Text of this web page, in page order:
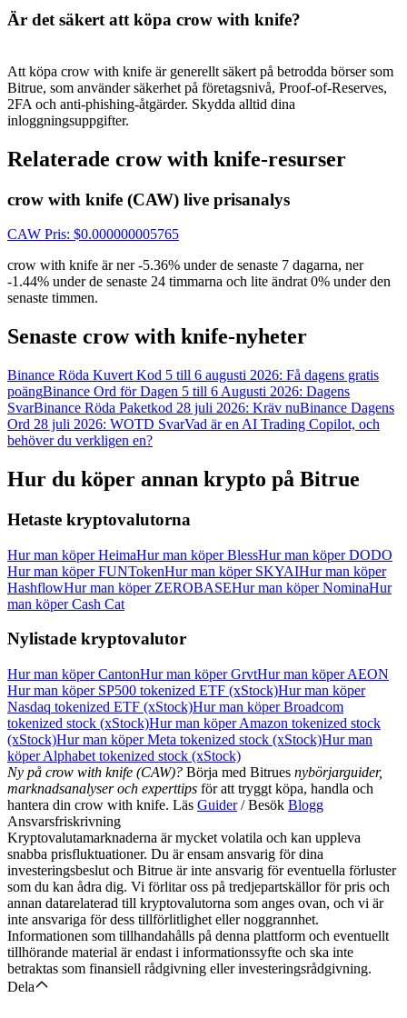
Crypto World Cup 2026: Grand Finale
Fler evenemang
Belöningscenter
Logga inBli Medlem
Är det säkert att köpa crow with knife?
Att köpa crow with knife är generellt säkert på betrodda börser som
Bitrue, som använder säkerhet på företagsnivå, Proof-of-Reserves,
2FA och anti-phishing-åtgärder. Skydda alltid dina
inloggningsuppgifter.
Relaterade crow with knife-resurser
crow with knife (CAW) live prisanalys
CAW Pris: $0.000000005765
crow with knife är ner -5.36% under de senaste 7 dagarna, ner
-1.44% under de senaste 24 timmarna och lite ändrat 0% under den
senaste timmen.
Senaste crow with knife-nyheter
Binance Röda Kuvert Kod 5 till 6 augusti 2026: Få dagens gratis
poängBinance Ord för Dagen 5 till 6 Augusti 2026: Dagens
SvarBinance Röda Paketkod 28 juli 2026: Kräv nuBinance Dagens
Ord 28 juli 2026: WOTD SvarVad är en AI Trading Copilot, och
behöver du verkligen en?
Hur du köper annan krypto på Bitrue
Hetaste kryptovalutorna
Hur man köper HeimaHur man köper BlessHur man köper DODO
Hur man köper FUNTokenHur man köper SKYAIHur man köper
HashflowHur man köper ZEROBASEHur man köper NominaHur
man köper Cash Cat
Nylistade kryptovalutor
Hur man köper CantonHur man köper GrvtHur man köper AEON
Hur man köper SP500 tokenized ETF (xStock)Hur man köper
Nasdaq tokenized ETF (xStock)Hur man köper Broadcom
tokenized stock (xStock)Hur man köper Amazon tokenized stock
(xStock)Hur man köper Meta tokenized stock (xStock)Hur man
köper Alphabet tokenized stock (xStock)
Ny på crow with knife (CAW)? Börja med Bitrues nybörjarguider,
marknadsanalyser och experttips för att tryggt köpa, handla och
hantera din crow with knife. Läs Guider/ Besök Blogg
Ansvarsfriskrivning
Kryptovalutamarknaderna är mycket volatila och kan uppleva
snabba prisfluktuationer. Du är ensam ansvarig för dina
investeringsbeslut och Bitrue är inte ansvarig för eventuella förluster
som du kan ådra dig. Vi förlitar oss på tredjepartskällor för pris och
annan datarelaterad till kryptovalutorna som anges ovan, och vi är
inte ansvariga för dess tillförlitlighet eller noggrannhet.
Informationen som tillhandahålls på denna plattform och eventuellt
tillhörande material är endast i informationssyfte och ska inte
betraktas som finansiell rådgivning eller investeringsrådgivning.
Dela